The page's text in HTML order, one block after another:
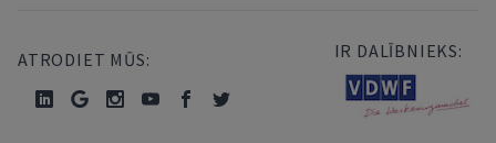
ATRODIET MŪS: IR DALĪBNIEKS: